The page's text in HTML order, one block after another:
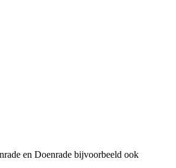
en Doenrade bijvoorbeeld ook